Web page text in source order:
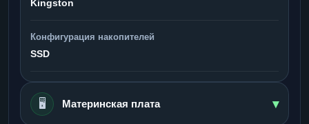
Kingston
Конфигурация накопителей
SSD
🖥️ Материнская плата ▾